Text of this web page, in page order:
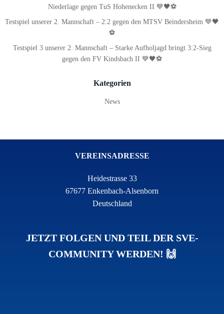
Niederlage gegen TuS Hohenecken II 💙🖤⚽
Testspiel unserer 2. Mannschaft – 2:2 gegen den MTSV Beindersheim 💙🖤
⚽
Testspiel 3 unserer 2. Mannschaft – Starke Aufholjagd bringt 3:2-Sieg
gegen den FV Kindsbach II 💙🖤⚽
Kategorien
News
VEREINSADRESSE
Heidestrasse 33
67677 Enkenbach-Alsenborn
Deutschland
JETZT FOLGEN UND TEIL DER SVE-
COMMUNITY WERDEN! 🙌